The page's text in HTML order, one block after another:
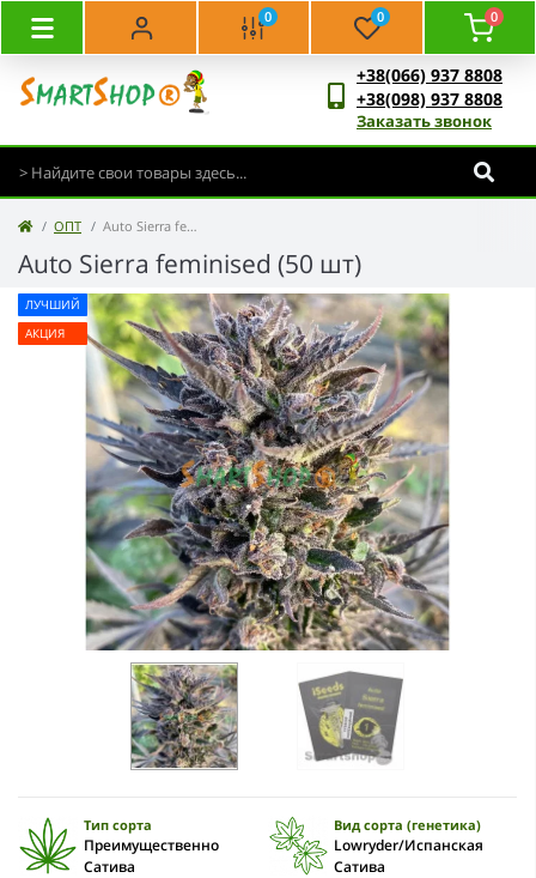
0 0 0
+38(066) 937 8808
+38(098) 937 8808
Заказать звонок
ОПТ Auto Sierra feminised (50 шт)
Auto Sierra feminised (50 шт)
ЛУЧШИЙ
АКЦИЯ
Тип сорта
Преимущественно
Сатива
Вид сорта (генетика)
Lowryder/Испанская
Сатива